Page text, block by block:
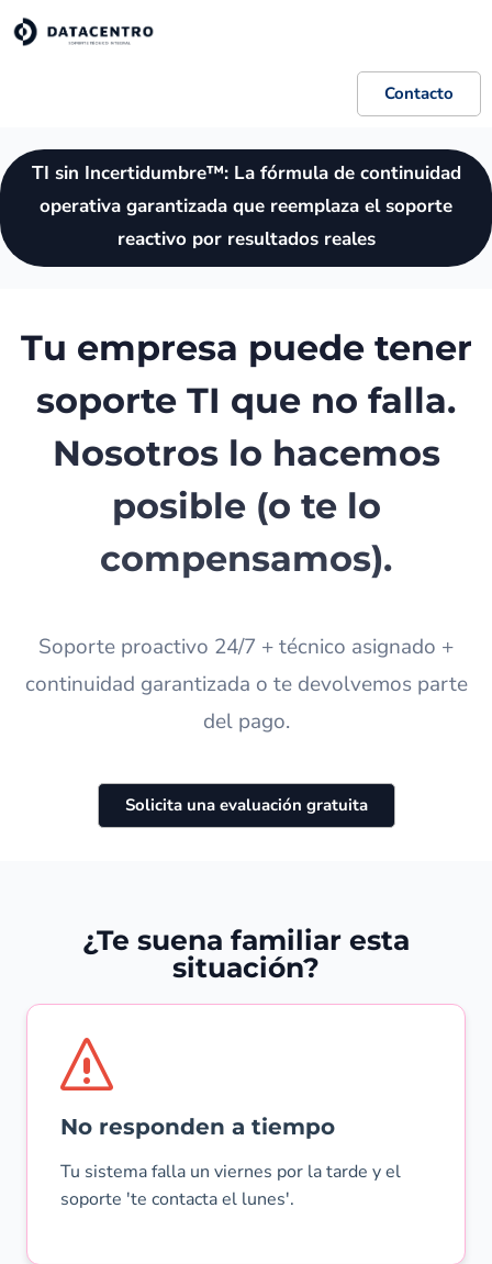
Contacto
TI sin Incertidumbre™: La fórmula de continuidad
operativa garantizada que reemplaza el soporte
reactivo por resultados reales
Tu empresa puede tener
soporte TI que no falla.
Nosotros lo hacemos
posible (o te lo
compensamos).​
Soporte proactivo 24/7 + técnico asignado +
continuidad garantizada o te devolvemos parte
del pago.
Solicita una evaluación gratuita
¿Te suena familiar esta
situación?
No responden a tiempo
Tu sistema falla un viernes por la tarde y el
soporte 'te contacta el lunes'.